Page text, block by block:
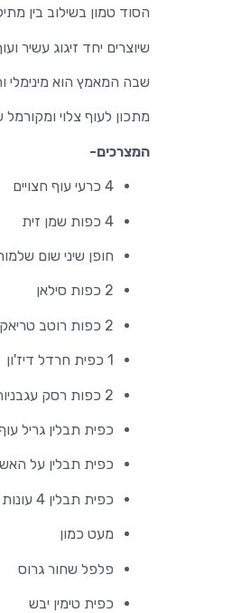
הסוד טמון בשילוב בין
שיוצרים יחד זיגוג עשיר
שבה המאמץ הוא מינימלי
מתכון לעוף צלוי ומקורמל
המצרכים-
4 כרעי עוף חצויים
4 כפות שמן זית
חופן שיני שום
2 כפות סילאן
2 כפות רוטב טריאקי
1 כפית חרדל דיז'ון
2 כפות רסק עגבניות
כפית תבלין גריל
כפית תבלין על
כפית תבלין 4 עונות (לא חובה)
מעט כמון
פלפל שחור גרוס
כפית טימין יבש